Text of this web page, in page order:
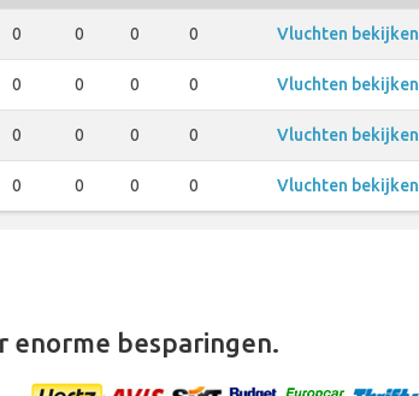
0 0 0 0 Vluchten bekijken
0 0 0 0 Vluchten bekijken
0 0 0 0 Vluchten bekijken
0 0 0 0 Vluchten bekijken
enorme besparingen.